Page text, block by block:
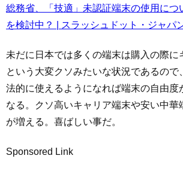
総務省、「技適」未認証端末の使用につ
を検討中？ | スラッシュドット・ジャパ
未だに日本では多くの端末は購入の際に
という大変クソみたいな状況であるので
法的に使えるようになれば端末の自由度
なる。クソ高いキャリア端末や安い中華
が増える。喜ばしい事だ。
Sponsored Link